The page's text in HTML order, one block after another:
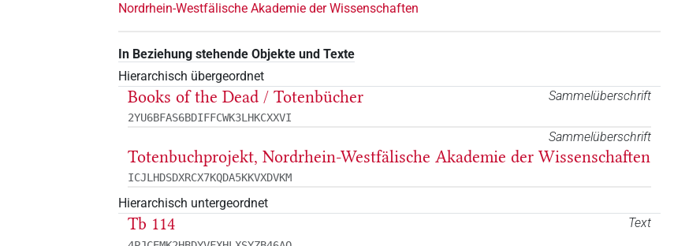
Nordrhein-Westfälische Akademie der Wissenschaften
In Beziehung stehende Objekte und Texte
Hierarchisch übergeordnet
Sammelüberschrift
Books of the Dead / Totenbücher
2YU6BFAS6BDIFFCWK3LHKCXXVI
Sammelüberschrift
Totenbuchprojekt, Nordrhein-Westfälische Akademie der Wissenschaften
ICJLHDSDXRCX7KQDA5KKVXDVKM
Hierarchisch untergeordnet
Text
Tb 114